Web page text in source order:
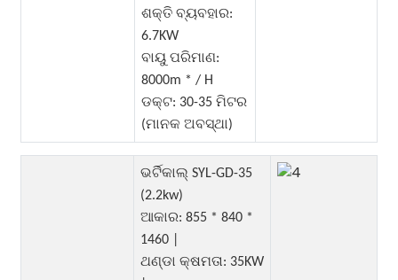
ଶକ୍ତି ବ୍ୟବହାର:
6.7KW
ବାୟୁ ପରିମାଣ:
8000m * / H
ଡକ୍ଟ: 30-35 ମିଟର
(ମାନକ ଅବସ୍ଥା)
ଭର୍ଟିକାଲ୍ SYL-GD-35
(2.2kw)
ଆକାର: 855 * 840 *
1460 |
ଥଣ୍ଡା କ୍ଷମତା: 35KW